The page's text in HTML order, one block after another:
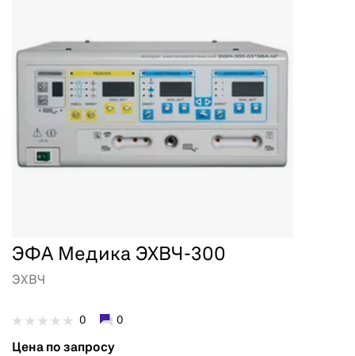
ЭФА Медика ЭХВЧ-300
ЭХВЧ
0 0
Цена по запросу